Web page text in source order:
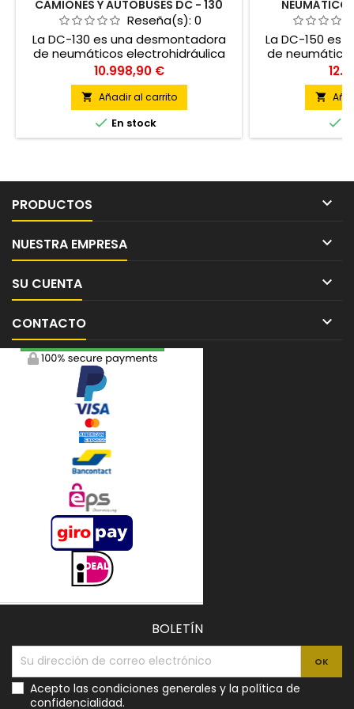
CAMIONES Y AUTOBUSES DC - 130
Reseña(s): 0
La DC-130 es una desmontadora
de neumáticos electrohidráulica
automática. Diseñada para montar
y desmontar ruedas de camión,
autobús, agrícola, industrial y
forestal
Precio
10.998,90 €
 Añadir al carrito
 En stock
La DC-150 es
de
automática.
y desmontar
autobús,


PRODUCTOS 
NUESTRA EMPRESA 
SU CUENTA 
CONTACTO 
BOLETÍN
Acepto las condiciones generales y la política de
confidencialidad.